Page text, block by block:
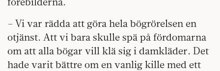
– Vi var rädda att göra hela bögrörelsen en
otjänst. Att vi bara skulle spä på fördomarna
om att alla bögar vill klä sig i damkläder. Det
hade varit bättre om en vanlig kille med ett